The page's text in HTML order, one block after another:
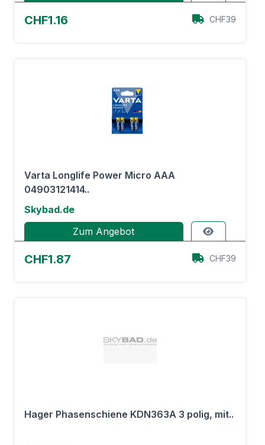
CHF1.16 CHF39
Varta Longlife Power Micro AAA
04903121414..
Skybad.de
Zum Angebot
CHF1.87 CHF39
Hager Phasenschiene KDN363A 3 polig, mit..